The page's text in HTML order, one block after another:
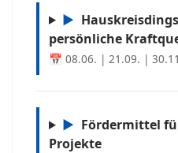
▶
persönliche
📅 08.06. | 21.09. |
▶ Fördermittel
Projekte